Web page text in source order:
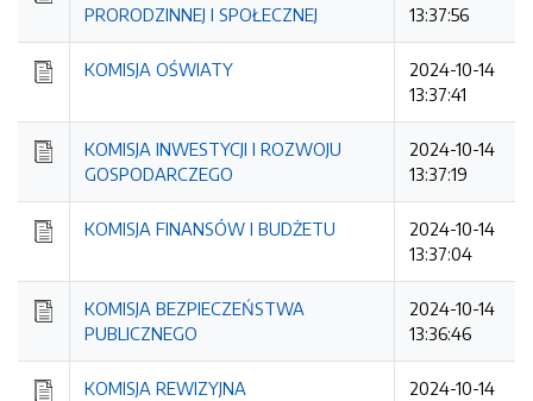
PRORODZINNEJ I SPOŁECZNEJ
13:37:56
KOMISJA OŚWIATY
2024-10-14
13:37:41
KOMISJA INWESTYCJI I ROZWOJU
GOSPODARCZEGO
2024-10-14
13:37:19
KOMISJA FINANSÓW I BUDŻETU
2024-10-14
13:37:04
KOMISJA BEZPIECZEŃSTWA
PUBLICZNEGO
2024-10-14
13:36:46
KOMISJA REWIZYJNA
2024-10-14